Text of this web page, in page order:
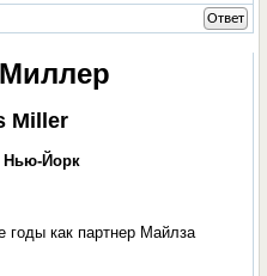
Ответ
Miller
Нью-Йорк
годы как партнер Майлза